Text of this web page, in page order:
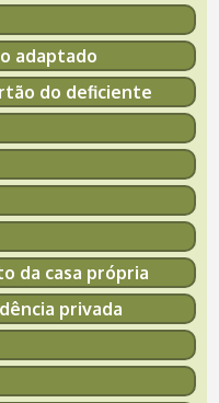
adaptado
do deficiente
da casa própria
privada